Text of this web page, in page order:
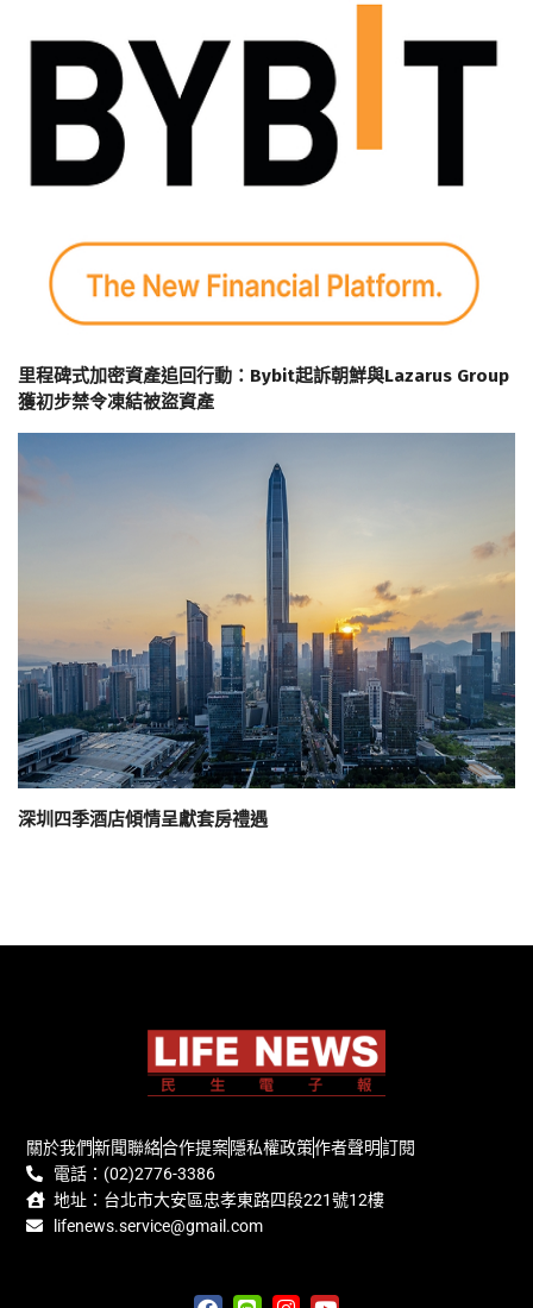
里程碑式加密資產追回行動：Bybit起訴朝鮮與Lazarus Group
獲初步禁令凍結被盜資產
深圳四季酒店傾情呈獻套房禮遇
關於我們新聞聯絡合作提案隱私權政策作者聲明訂閱
電話：(02)2776-3386
地址：台北市大安區忠孝東路四段221號12樓
lifenews.service@gmail.com